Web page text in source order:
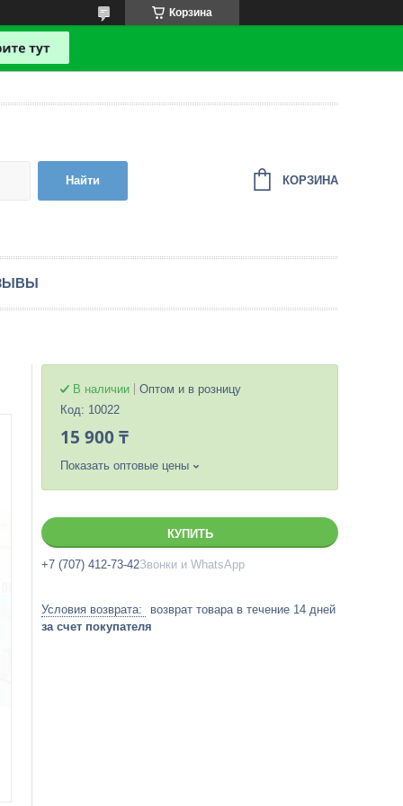
Корзина
Найти КОРЗИНА
В наличии
Оптом и в розницу
Код: 10022
15 900 ₸
Показать оптовые цены
КУПИТЬ
+7 (707) 412-73-42Звонки и WhatsApp
возврат товара в течение 14 дней
за счет покупателя